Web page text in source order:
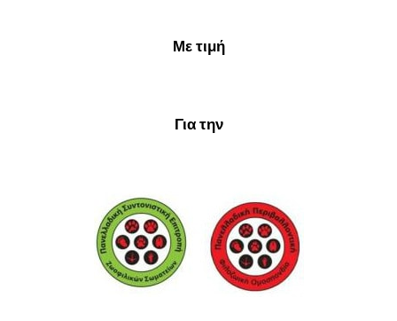
Με τιμή
Για την